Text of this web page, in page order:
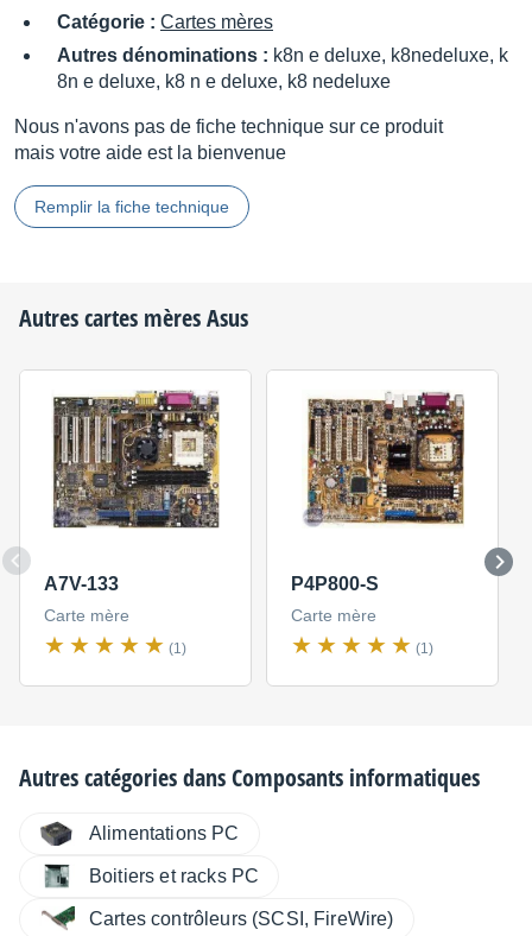
Catégorie : Cartes mères
Autres dénominations : k8n e deluxe, k8nedeluxe, k
8n e deluxe, k8 n e deluxe, k8 nedeluxe
Nous n'avons pas de fiche technique sur ce produit
mais votre aide est la bienvenue
Remplir la fiche technique
Autres cartes mèresAsus
A7V-133
Carte mère
(1)
P4P800-S
Carte mère
(1)
Autres catégories dansComposants informatiques
Alimentations PC
Boitiers et racks PC
Cartes contrôleurs (SCSI, FireWire)